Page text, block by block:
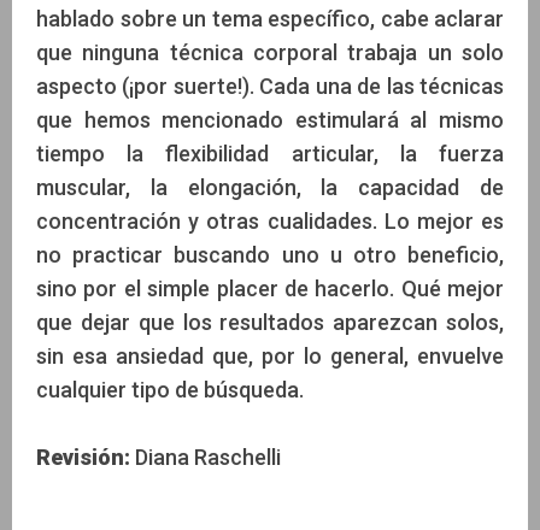
hablado sobre un tema específico, cabe aclarar
que ninguna técnica corporal trabaja un solo
aspecto (¡por suerte!). Cada una de las técnicas
que hemos mencionado estimulará al mismo
tiempo la flexibilidad articular, la fuerza
muscular, la elongación, la capacidad de
concentración y otras cualidades. Lo mejor es
no practicar buscando uno u otro beneficio,
sino por el simple placer de hacerlo. Qué mejor
que dejar que los resultados aparezcan solos,
sin esa ansiedad que, por lo general, envuelve
cualquier tipo de búsqueda.
Revisión: Diana Raschelli